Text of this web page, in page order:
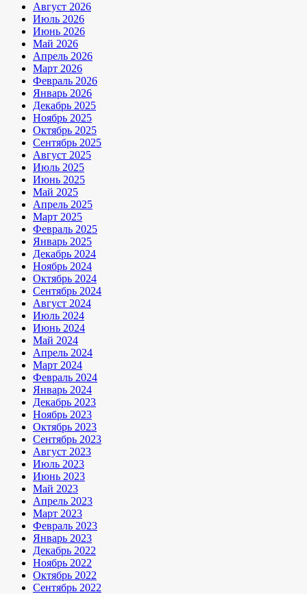
Август 2026
Июль 2026
Июнь 2026
Май 2026
Апрель 2026
Март 2026
Февраль 2026
Январь 2026
Декабрь 2025
Ноябрь 2025
Октябрь 2025
Сентябрь 2025
Август 2025
Июль 2025
Июнь 2025
Май 2025
Апрель 2025
Март 2025
Февраль 2025
Январь 2025
Декабрь 2024
Ноябрь 2024
Октябрь 2024
Сентябрь 2024
Август 2024
Июль 2024
Июнь 2024
Май 2024
Апрель 2024
Март 2024
Февраль 2024
Январь 2024
Декабрь 2023
Ноябрь 2023
Октябрь 2023
Сентябрь 2023
Август 2023
Июль 2023
Июнь 2023
Май 2023
Апрель 2023
Март 2023
Февраль 2023
Январь 2023
Декабрь 2022
Ноябрь 2022
Октябрь 2022
Сентябрь 2022